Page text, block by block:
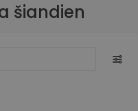
šiandien